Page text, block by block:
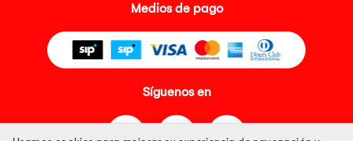
Medios de pago
Síguenos en